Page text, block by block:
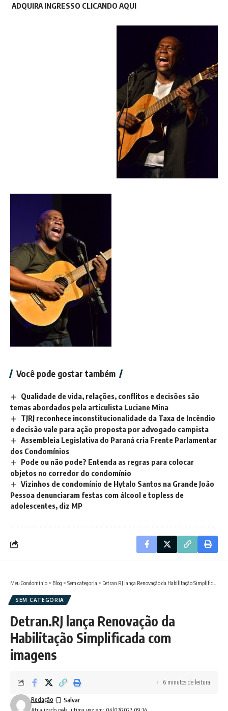
ADQUIRA INGRESSO CLICANDO AQUI
Você pode gostar também
Qualidade de vida, relações, conflitos e decisões são
temas abordados pela articulista Luciane Mina
TJRJ reconhece inconstitucionalidade da Taxa de Incêndio
e decisão vale para ação proposta por advogado campista
Assembleia Legislativa do Paraná cria Frente Parlamentar
dos Condomínios
Pode ou não pode? Entenda as regras para colocar
objetos no corredor do condomínio
Vizinhos de condomínio de Hytalo Santos na Grande João
Pessoa denunciaram festas com álcool e topless de
adolescentes, diz MP
Meu Condomínio > Blog > Sem categoria > Detran.RJ lança Renovação da Habilitação Simplificada com imagens
SEM CATEGORIA
Detran.RJ lança Renovação da
Habilitação Simplificada com
imagens
Redação
6 minutos de leitura